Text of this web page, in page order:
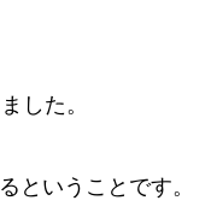
した。
ということです。